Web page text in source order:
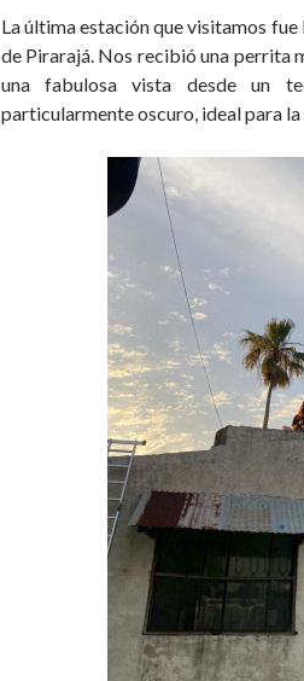
La última estación que visitamos fue
de Pirarajá. Nos recibió una perrita
una fabulosa vista desde un
particularmente oscuro, ideal para